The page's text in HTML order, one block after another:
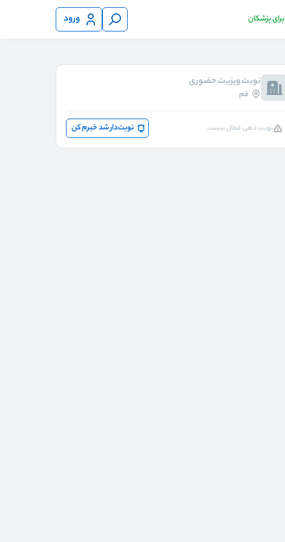
ورود برای پزشکان
نوبت ویزیت حضوری
قم
نوبت دهی فعال نیست. نوبت‌دار شد خبرم کن